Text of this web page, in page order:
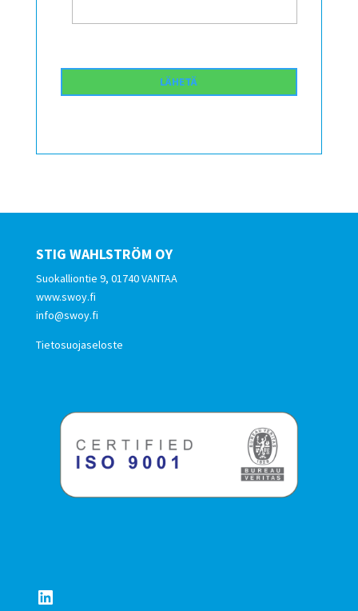
STIG WAHLSTRÖM OY
Suokalliontie 9, 01740 VANTAA
www.swoy.fi
info@swoy.fi
Tietosuojaseloste
LinkedIn